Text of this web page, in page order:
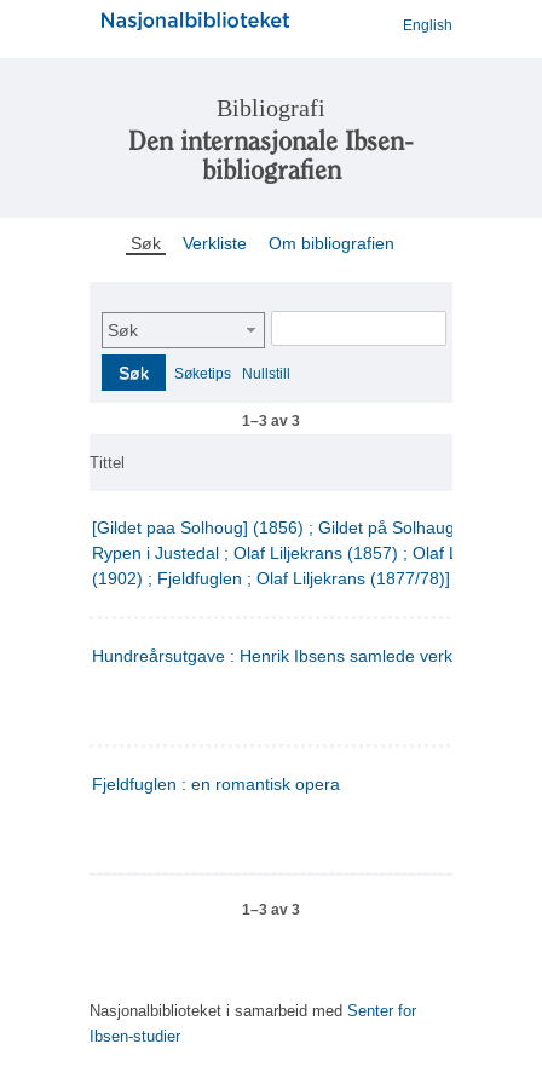
English
Bibliografi
Den internasjonale Ibsen-
bibliografien
Søk Verkliste Om bibliografien
Søk
Søk Søketips Nullstill
1–3 av 3
Tittel
[Gildet paa Solhoug] (1856) ; Gildet på Solhaug (1883) ;
Rypen i Justedal ; Olaf Liljekrans (1857) ; Olaf Liljekrans
(1902) ; Fjeldfuglen ; Olaf Liljekrans (1877/78)]
Hundreårsutgave : Henrik Ibsens samlede verker. 3
Fjeldfuglen : en romantisk opera
1–3 av 3
Nasjonalbiblioteket i samarbeid med Senter for
Ibsen-studier